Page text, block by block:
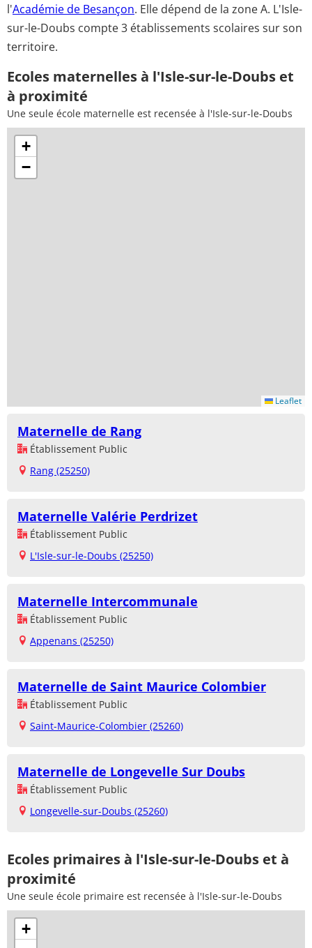
l'Académie de Besançon. Elle dépend de la zone A. L'Isle-
sur-le-Doubs compte 3 établissements scolaires sur son
territoire.
Ecoles maternelles à l'Isle-sur-le-Doubs et
à proximité
Une seule école maternelle est recensée à l'Isle-sur-le-Doubs
+
−
Leaflet
Maternelle de Rang
Établissement Public
Rang (25250)
Maternelle Valérie Perdrizet
Établissement Public
L'Isle-sur-le-Doubs (25250)
Maternelle Intercommunale
Établissement Public
Appenans (25250)
Maternelle de Saint Maurice Colombier
Établissement Public
Saint-Maurice-Colombier (25260)
Maternelle de Longevelle Sur Doubs
Établissement Public
Longevelle-sur-Doubs (25260)
Ecoles primaires à l'Isle-sur-le-Doubs et à
proximité
Une seule école primaire est recensée à l'Isle-sur-le-Doubs
+